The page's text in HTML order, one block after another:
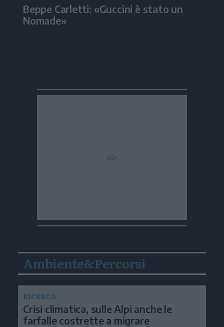
Beppe Carletti: «Guccini è stato un
Nomade»
Ambiente&Percorsi
RICERCA
Crisi climatica, sulle Alpi anche le
farfalle costrette a migrare